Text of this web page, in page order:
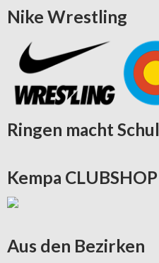
Nike Wrestling
Ringen macht
Kempa CLUBSHOP
Aus den Bezirken